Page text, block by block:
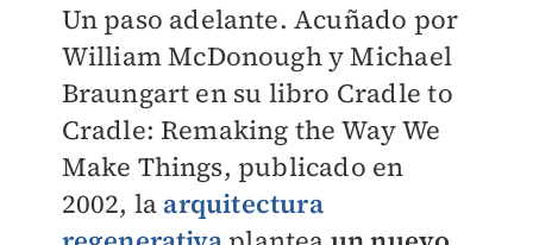
Un paso adelante. Acuñado por
William McDonough y Michael
Braungart en su libro Cradle to
Cradle: Remaking the Way We
Make Things, publicado en
2002, la arquitectura